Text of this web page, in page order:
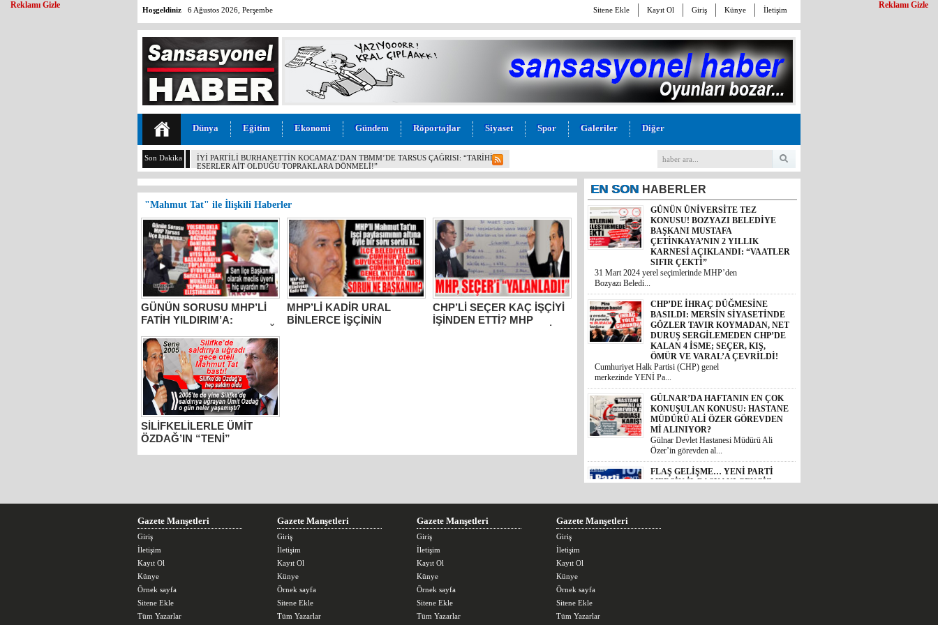
Hoşgeldiniz 6 Ağustos 2026, Perşembe Sitene Ekle Kayıt Ol Giriş Künye İletişim
Dünya Eğitim Ekonomi Gündem Röportajlar Siyaset Spor Galeriler Diğer
Son Dakika
İYİ PARTİLİ BURHANETTİN KOCAMAZ’DAN TBMM’DE TARSUS ÇAĞRISI: “TARİHİ
ESERLER AİT OLDUĞU TOPRAKLARA DÖNMELİ!”
"Mahmut Tat" ile İlişkili Haberler
GÜNÜN SORUSU MHP’Lİ
FATİH YILDIRIM’A:
CHP’Lİ DÖNEMİN MHP’Lİ
MECLİS ÜYESİ MECLİSTE
UYURKEN, BELEDİYE
BAŞKAN ADAYI OLAN O
MECLİS ÜYESİNE İLÇE
BAŞKANI OLARAK UYARIN
OLDU MU?
MHP’Lİ KADİR URAL
BİNLERCE İŞÇİNİN
CHP’Lİ SEÇER KAÇ İŞÇİYİ
İŞİNDEN ETTİ? MHP
SİLİFKELİLERLE ÜMİT
ÖZDAĞ’IN “TENİ”
EN SON HABERLER
GÜNÜN ÜNİVERSİTE TEZ
KONUSU! BOZYAZI BELEDİYE
BAŞKANI MUSTAFA
ÇETİNKAYA’NIN 2 YILLIK
KARNESİ AÇIKLANDI: “VAATLER
SIFIR ÇEKTİ”
31 Mart 2024 yerel seçimlerinde MHP’den
Bozyazı Beledi...
CHP’DE İHRAÇ DÜĞMESİNE
BASILDI: MERSİN SİYASETİNDE
GÖZLER TAVIR KOYMADAN, NET
DURUŞ SERGİLEMEDEN CHP’DE
KALAN 4 İSME; SEÇER, KIŞ,
ÖMÜR VE VARAL’A ÇEVRİLDİ!
Cumhuriyet Halk Partisi (CHP) genel
merkezinde YENİ Pa...
GÜLNAR’DA HAFTANIN EN ÇOK
KONUŞULAN KONUSU: HASTANE
MÜDÜRÜ ALİ ÖZER GÖREVDEN
Mİ ALINIYOR?
Gülnar Devlet Hastanesi Müdürü Ali
Özer’in görevden al...
FLAŞ GELİŞME… YENİ PARTİ
MERSİN İL BAŞKANI CENGİZ
Özgür Özel genel başkanlığında
Mersin’in Akdeniz ilçesinde bir zincir
Gazete Manşetleri
Giriş
İletişim
Kayıt Ol
Künye
Örnek sayfa
Sitene Ekle
Tüm Yazarlar
Gazete Manşetleri
Giriş
İletişim
Kayıt Ol
Künye
Örnek sayfa
Sitene Ekle
Tüm Yazarlar
Gazete Manşetleri
Giriş
İletişim
Kayıt Ol
Künye
Örnek sayfa
Sitene Ekle
Tüm Yazarlar
Gazete Manşetleri
Giriş
İletişim
Kayıt Ol
Künye
Örnek sayfa
Sitene Ekle
Tüm Yazarlar
Reklamı Gizle
Reklamı Gizle